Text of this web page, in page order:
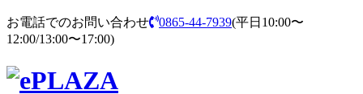
お電話でのお問い合わせ 0865-44-7939(平日10:00〜
12:00/13:00〜17:00)